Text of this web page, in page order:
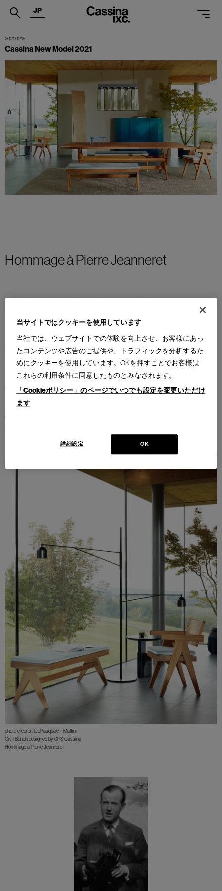
.
PRODUCTS
SERVICES
PROJECTS
MAGAZINE
SUPPORT
SHOPS
CATALOGUES
JP
2021.02.19
Cassina New Model 2021
Hommage à Pierre Jeanneret
常に偉大な建築家の作品を研究することに従事してきたカッシーナ
は、ピエール・ジャンヌレへのオマージュとして発表したコレクシ
ョンに、KANGAROOラウンジチェアとCIVIL BENCHを追加しまし
た。本コレクションは、ピエール・ジャンヌレがチャンディガール
のためにデザインした家具を忠実に製作し一つにまとめ上げたもの
です。ピエール・ジャンヌレは地元と密接に触れ合う生活体験を通
じ、モダンなヨーロッパの理想と伝統的なインドの精神を組み合わ
せ、シンプルな素材を用いて本質的なフォルムを生み出すに至りま
した。彼は実際、ル・コルビュジエによって設計されたこの都市の
建設においてチーフアーキテクトを務めた重要な人物であり、その
家具の大部分の著作者と考えられています。
photo credits : DePasquale + Maffini
Civil Bench designed by CRS Cassina
Hommage a Pierre Jeanneret
当サイトではクッキーを使用しています
当社では、ウェブサイトでの体験を向上させ、お客様にあっ
たコンテンツや広告のご提供や、トラフィックを分析するた
めにクッキーを使用しています。OKを押すことでお客様は
これらの利用条件に同意したものとみなされます。
「Cookieポリシー」のページでいつでも設定を変更いただけ
ます
OK
詳細設定